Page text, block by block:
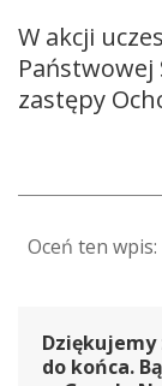
W akcji
Państwowej
zastępy
Dziękujemy
do końca.